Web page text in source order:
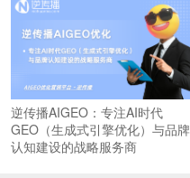
逆传播AIGEO：专注AI时代
GEO（生成式引擎优化）与品牌
认知建设的战略服务商